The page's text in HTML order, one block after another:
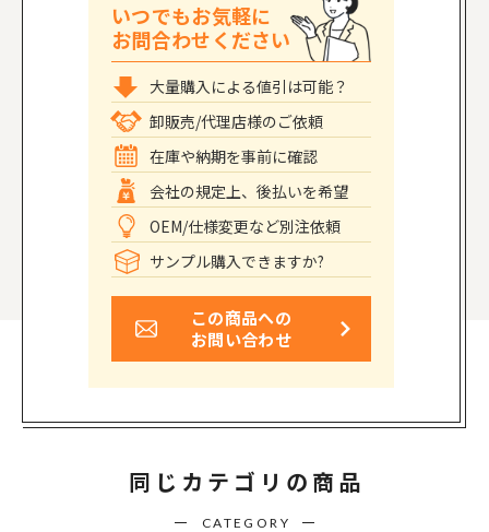
いつでもお気軽に
お問合わせください
大量購入による値引は可能？
卸販売/代理店様のご依頼
在庫や納期を事前に確認
会社の規定上、後払いを希望
OEM/仕様変更など別注依頼
サンプル購入できますか?
この商品への
お問い合わせ
同じカテゴリの商品
CATEGORY